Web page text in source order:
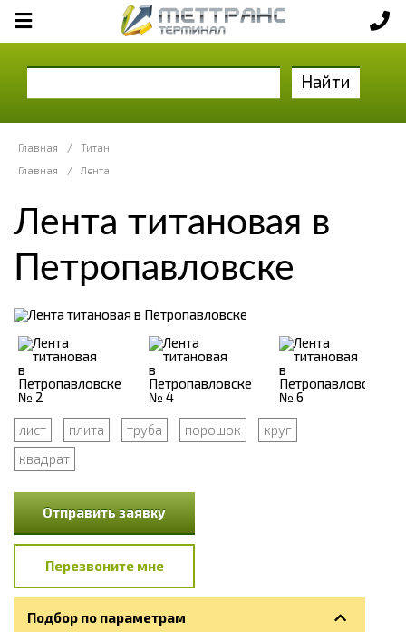
Найти
Главная /
Титан
Главная
/ Лента
Лента титановая в
Петропавловске
лист плита труба порошок
круг
квадрат
Отправить заявку
Перезвоните мне
Подбор по параметрам